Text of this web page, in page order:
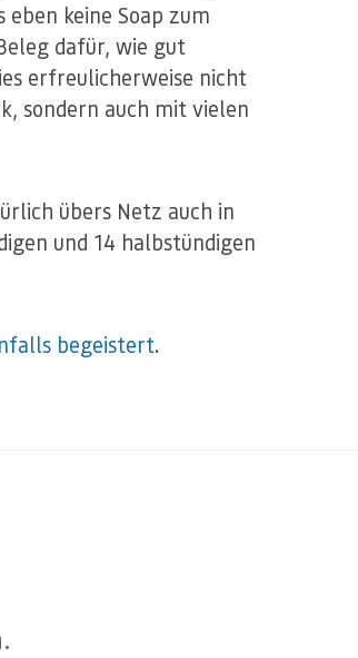
keine Soap zum
dafür, wie gut
erfreulicherweise nicht
sondern auch mit vielen
übers Netz auch in
und 14 halbstündigen
begeistert.